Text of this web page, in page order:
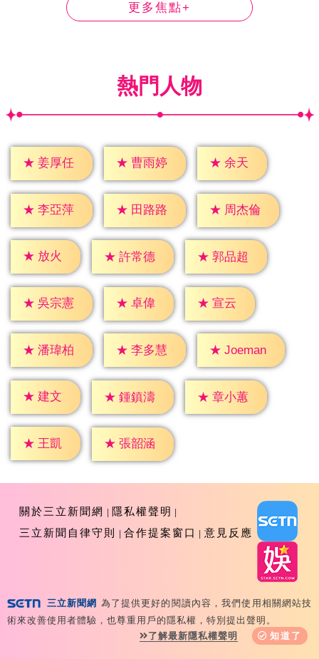
更多焦點+
熱門人物
★ 姜厚任 ★ 曹雨婷 ★ 余天
★ 李亞萍 ★ 田路路 ★ 周杰倫
★ 放火 ★ 許常德 ★ 郭品超
★ 吳宗憲 ★ 卓偉 ★ 宣云
★ 潘瑋柏 ★ 李多慧 ★ Joeman
★ 建文 ★ 鍾鎮濤 ★ 章小蕙
★ 王凱 ★ 張韶涵
關於三立新聞網
隱私權聲明
三立新聞自律守則
合作提案窗口 意見反應
Copyright ©2026 Sanlih E-Television All Rights
Reserved 版權所有 盜用必究 台北市內湖區舊宗路一段159
號 02-8792-8888
三立新聞網 為了提供更好的閱讀內容，我們使用相關網站技
術來改善使用者體驗，也尊重用戶的隱私權，特別提出聲明。
了解最新隱私權聲明
知道了